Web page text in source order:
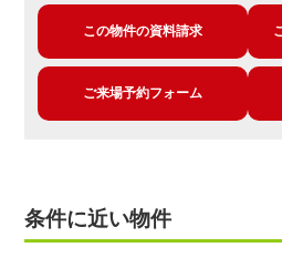
この物件の資料請求
ご来場予約フォーム
条件に近い物件